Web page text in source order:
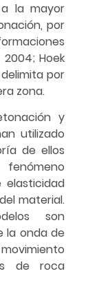
la mayor
por
Hoek
por
zona.
y
utilizado
de ellos
elasticidad
material.
son
la onda de
de roca